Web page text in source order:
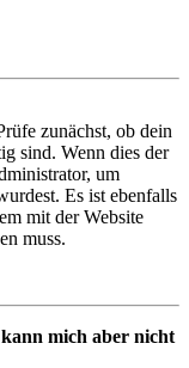
zunächst, ob dein
sind. Wenn dies der
um
Es ist ebenfalls
mit der Website
muss.
mich aber nicht